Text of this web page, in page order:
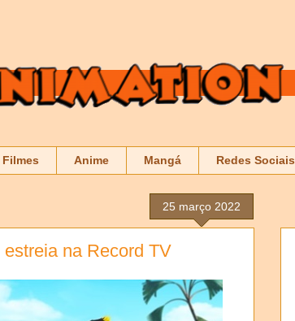
Filmes Anime Mangá Redes Sociais
25 março 2022
na Record TV